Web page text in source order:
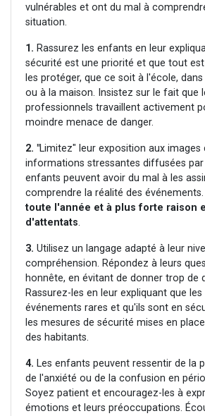
vulnérables et ont du mal à
situation.
1. Rassurez les enfants en leur
sécurité est une priorité et que tout
les protéger, que ce soit à l'école, dans
ou à la maison. Insistez sur le fait que
professionnels travaillent activement
moindre menace de danger.
2. "Limitez" leur exposition aux
informations stressantes diffusées par
enfants peuvent avoir du mal à les
comprendre la réalité des événements.
toute l'année et à plus forte raison
d'attentats.
3. Utilisez un langage adapté à leur
compréhension. Répondez à leurs
honnête, en évitant de donner trop de
Rassurez-les en leur expliquant que
événements rares et qu'ils sont en
les mesures de sécurité mises en
des habitants.
4. Les enfants peuvent ressentir de la
de l'anxiété ou de la confusion en
Soyez patient et encouragez-les à
émotions et leurs préoccupations.